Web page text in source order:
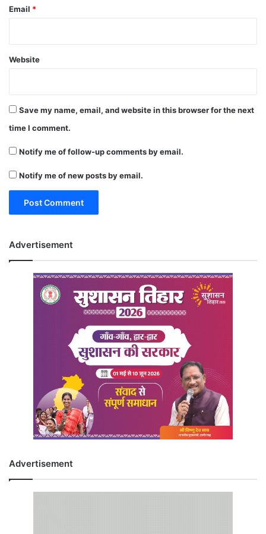
Email *
Website
Save my name, email, and website in this browser for the next
time I comment.
Notify me of follow-up comments by email.
Notify me of new posts by email.
Advertisement
Advertisement